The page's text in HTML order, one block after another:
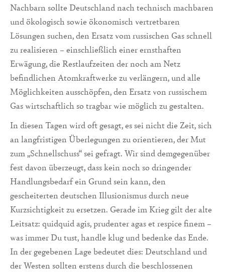
Nachbarn sollte Deutschland nach technisch machbaren
und ökologisch sowie ökonomisch vertretbaren
Lösungen suchen, den Ersatz vom russischen Gas schnell
zu realisieren – einschließlich einer ernsthaften
Erwägung, die Restlaufzeiten der noch am Netz
befindlichen Atomkraftwerke zu verlängern, und alle
Möglichkeiten ausschöpfen, den Ersatz von russischem
Gas wirtschaftlich so tragbar wie möglich zu gestalten.
In diesen Tagen wird oft gesagt, es sei nicht die Zeit, sich
an langfristigen Überlegungen zu orientieren, der Mut
zum „Schnellschuss“ sei gefragt. Wir sind demgegenüber
fest davon überzeugt, dass kein noch so dringender
Handlungsbedarf ein Grund sein kann, den
gescheiterten deutschen Illusionismus durch neue
Kurzsichtigkeit zu ersetzen. Gerade im Krieg gilt der alte
Leitsatz: quidquid agis, prudenter agas et respice finem –
was immer Du tust, handle klug und bedenke das Ende.
In der gegebenen Lage bedeutet dies: Deutschland und
der Westen sollten erstens durch die beschlossenen